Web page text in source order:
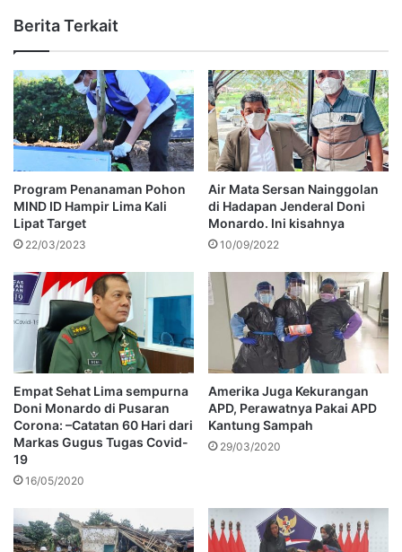
Berita Terkait
Program Penanaman Pohon
MIND ID Hampir Lima Kali
Lipat Target
22/03/2023
Air Mata Sersan Nainggolan
di Hadapan Jenderal Doni
Monardo. Ini kisahnya
10/09/2022
Empat Sehat Lima sempurna
Doni Monardo di Pusaran
Corona: –Catatan 60 Hari dari
Markas Gugus Tugas Covid-
19
16/05/2020
Amerika Juga Kekurangan
APD, Perawatnya Pakai APD
Kantung Sampah
29/03/2020